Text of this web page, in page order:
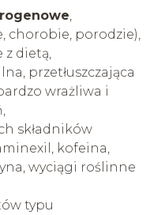
chorobie, porodzie),
z dietą,
przetłuszczająca
wrażliwa i
składników
kofeina,
wyciągi roślinne
typu